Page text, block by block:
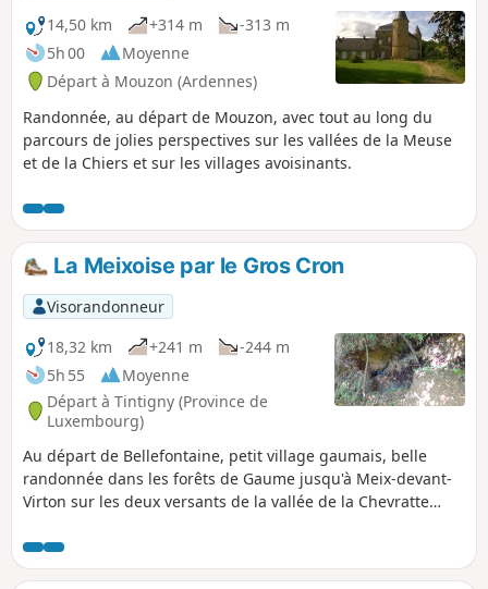
14,50 km
+314 m
-313 m
5h 00
Moyenne
Départ à Mouzon (Ardennes)
Randonnée, au départ de Mouzon, avec tout au long du
parcours de jolies perspectives sur les vallées de la Meuse
et de la Chiers et sur les villages avoisinants.
La Meixoise par le Gros Cron
Visorandonneur
18,32 km
+241 m
-244 m
5h 55
Moyenne
Départ à Tintigny (Province de
Luxembourg)
Au départ de Bellefontaine, petit village gaumais, belle
randonnée dans les forêts de Gaume jusqu'à Meix-devant-
Virton sur les deux versants de la vallée de la Chevratte
géologique remarquable en Lorraine belge) et sa source.